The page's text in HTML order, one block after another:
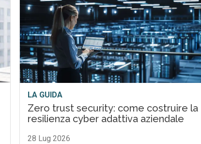
LA GUIDA
Zero trust security: come costruire la
resilienza cyber adattiva aziendale
28 Lug 2026